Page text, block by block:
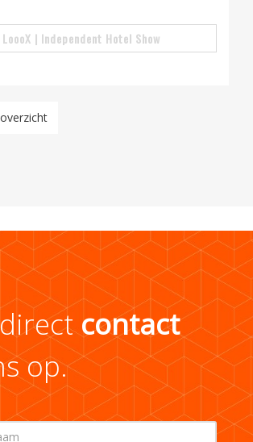
| Independent Hotel Show
contact
op.